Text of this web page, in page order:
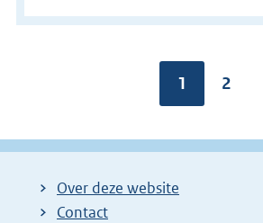
Pagina:
1
P
g
2
Over deze website
Contact